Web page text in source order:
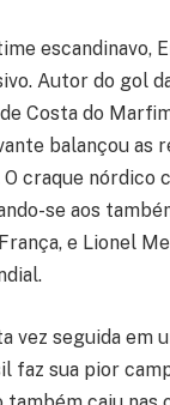
escandinavo,
Autor do gol
Costa do
balançou as
craque nórdico
se aos
e Lionel
vez seguida em
faz sua pior